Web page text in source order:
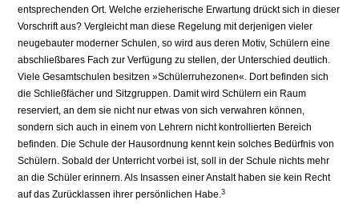
entsprechenden Ort. Welche erzieherische Erwartung drückt sich in dieser
Vorschrift aus? Vergleicht man diese Regelung mit derjenigen vieler
neugebauter moderner Schulen, so wird aus deren Motiv, Schülern eine
abschließbares Fach zur Verfügung zu stellen, der Unterschied deutlich.
Viele Gesamtschulen besitzen »Schülerruhezonen«. Dort befinden sich
die Schließfächer und Sitzgruppen. Damit wird Schülern ein Raum
reserviert, an dem sie nicht nur etwas von sich verwahren können,
sondern sich auch in einem von Lehrern nicht kontrollierten Bereich
befinden. Die Schule der Hausordnung kennt kein solches Bedürfnis von
Schülern. Sobald der Unterricht vorbei ist, soll in der Schule nichts mehr
an die Schüler erinnern. Als Insassen einer Anstalt haben sie kein Recht
auf das Zurücklassen ihrer persönlichen Habe.3